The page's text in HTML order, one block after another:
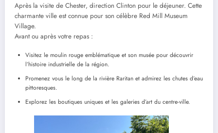
Après la visite de Chester, direction Clinton pour le déjeuner. Cette
charmante ville est connue pour son célèbre Red Mill Museum
Village.
Avant ou après votre repas :
Visitez le moulin rouge emblématique et son musée pour découvrir
l’histoire industrielle de la région.
Promenez vous le long de la rivière Raritan et admirez les chutes d’eau
pittoresques.
Explorez les boutiques uniques et les galeries d’art du centre-ville.